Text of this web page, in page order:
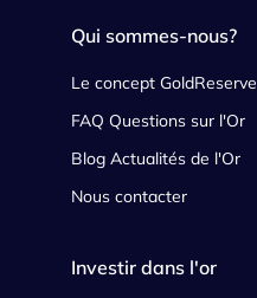
Qui sommes-nous?
Le concept GoldReserve
FAQ Questions sur l'Or
Blog Actualités de l'Or
Nous contacter
Investir dans l'or